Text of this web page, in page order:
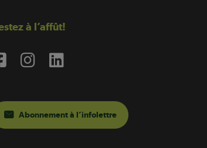
à l’affût!
Abonnement à l’infolettre